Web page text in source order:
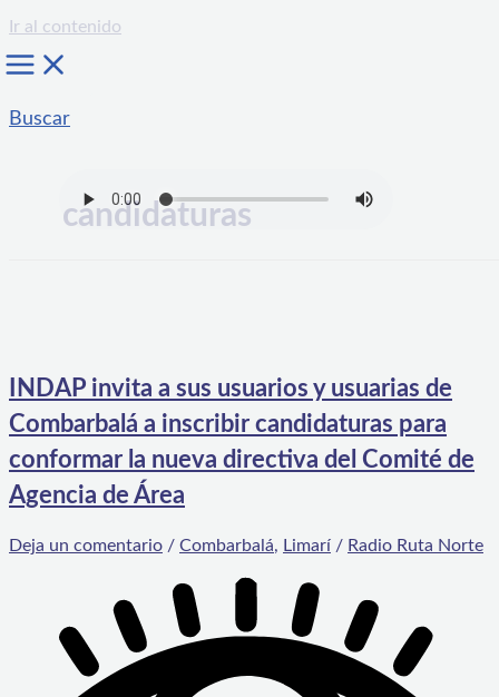
Ir al contenido
Buscar
candidaturas
INDAP invita a sus usuarios y usuarias de
Combarbalá a inscribir candidaturas para
conformar la nueva directiva del Comité de
Agencia de Área
Deja un comentario / Combarbalá, Limarí / Radio Ruta Norte